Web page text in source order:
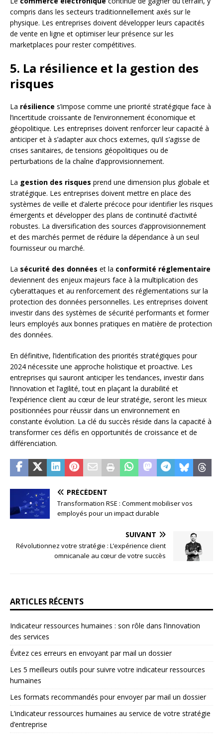
compris dans les secteurs traditionnellement axés sur le
physique. Les entreprises doivent développer leurs capacités
de vente en ligne et optimiser leur présence sur les
marketplaces pour rester compétitives.
5. La résilience et la gestion des
risques
La résilience s’impose comme une priorité stratégique face à
l’incertitude croissante de l’environnement économique et
géopolitique. Les entreprises doivent renforcer leur capacité à
anticiper et à s’adapter aux chocs externes, qu’il s’agisse de
crises sanitaires, de tensions géopolitiques ou de
perturbations de la chaîne d’approvisionnement.
La gestion des risques prend une dimension plus globale et
stratégique. Les entreprises doivent mettre en place des
systèmes de veille et d’alerte précoce pour identifier les risques
émergents et développer des plans de continuité d’activité
robustes. La diversification des sources d’approvisionnement
et des marchés permet de réduire la dépendance à un seul
fournisseur ou marché.
La sécurité des données et la conformité réglementaire
deviennent des enjeux majeurs face à la multiplication des
cyberattaques et au renforcement des réglementations sur la
protection des données personnelles. Les entreprises doivent
investir dans des systèmes de sécurité performants et former
leurs employés aux bonnes pratiques en matière de protection
des données.
En définitive, l’identification des priorités stratégiques pour
2024 nécessite une approche holistique et proactive. Les
entreprises qui sauront anticiper les tendances, investir dans
l’innovation et l’agilité, tout en plaçant la durabilité et
l’expérience client au cœur de leur stratégie, seront les mieux
positionnées pour réussir dans un environnement en
constante évolution. La clé du succès réside dans la capacité à
transformer ces défis en opportunités de croissance et de
différenciation.
PRÉCÉDENT
Transformation RSE : Comment mobiliser vos
employés pour un impact durable
SUIVANT
Révolutionnez votre stratégie : L’expérience client
omnicanale au cœur de votre succès
ARTICLES RÉCENTS
Indicateur ressources humaines : son rôle dans l’innovation
des services
Évitez ces erreurs en envoyant par mail un dossier
Les 5 meilleurs outils pour suivre votre indicateur ressources
humaines
Les formats recommandés pour envoyer par mail un dossier
L’indicateur ressources humaines au service de votre stratégie
d’entreprise